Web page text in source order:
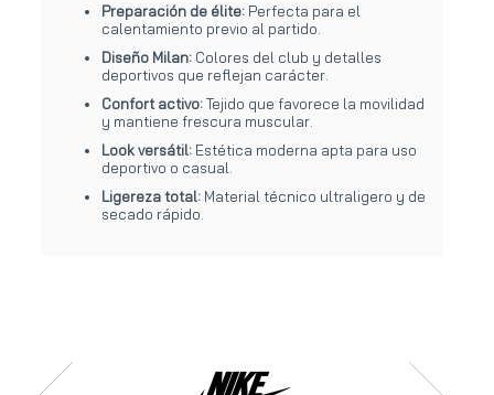
Preparación de élite: Perfecta para el
calentamiento previo al partido.
Diseño Milan: Colores del club y detalles
deportivos que reflejan carácter.
Confort activo:Tejido que favorece la movilidad
y mantiene frescura muscular.
Look versátil: Estética moderna apta para uso
deportivo o casual.
Ligereza total: Material técnico ultraligero y de
secado rápido.